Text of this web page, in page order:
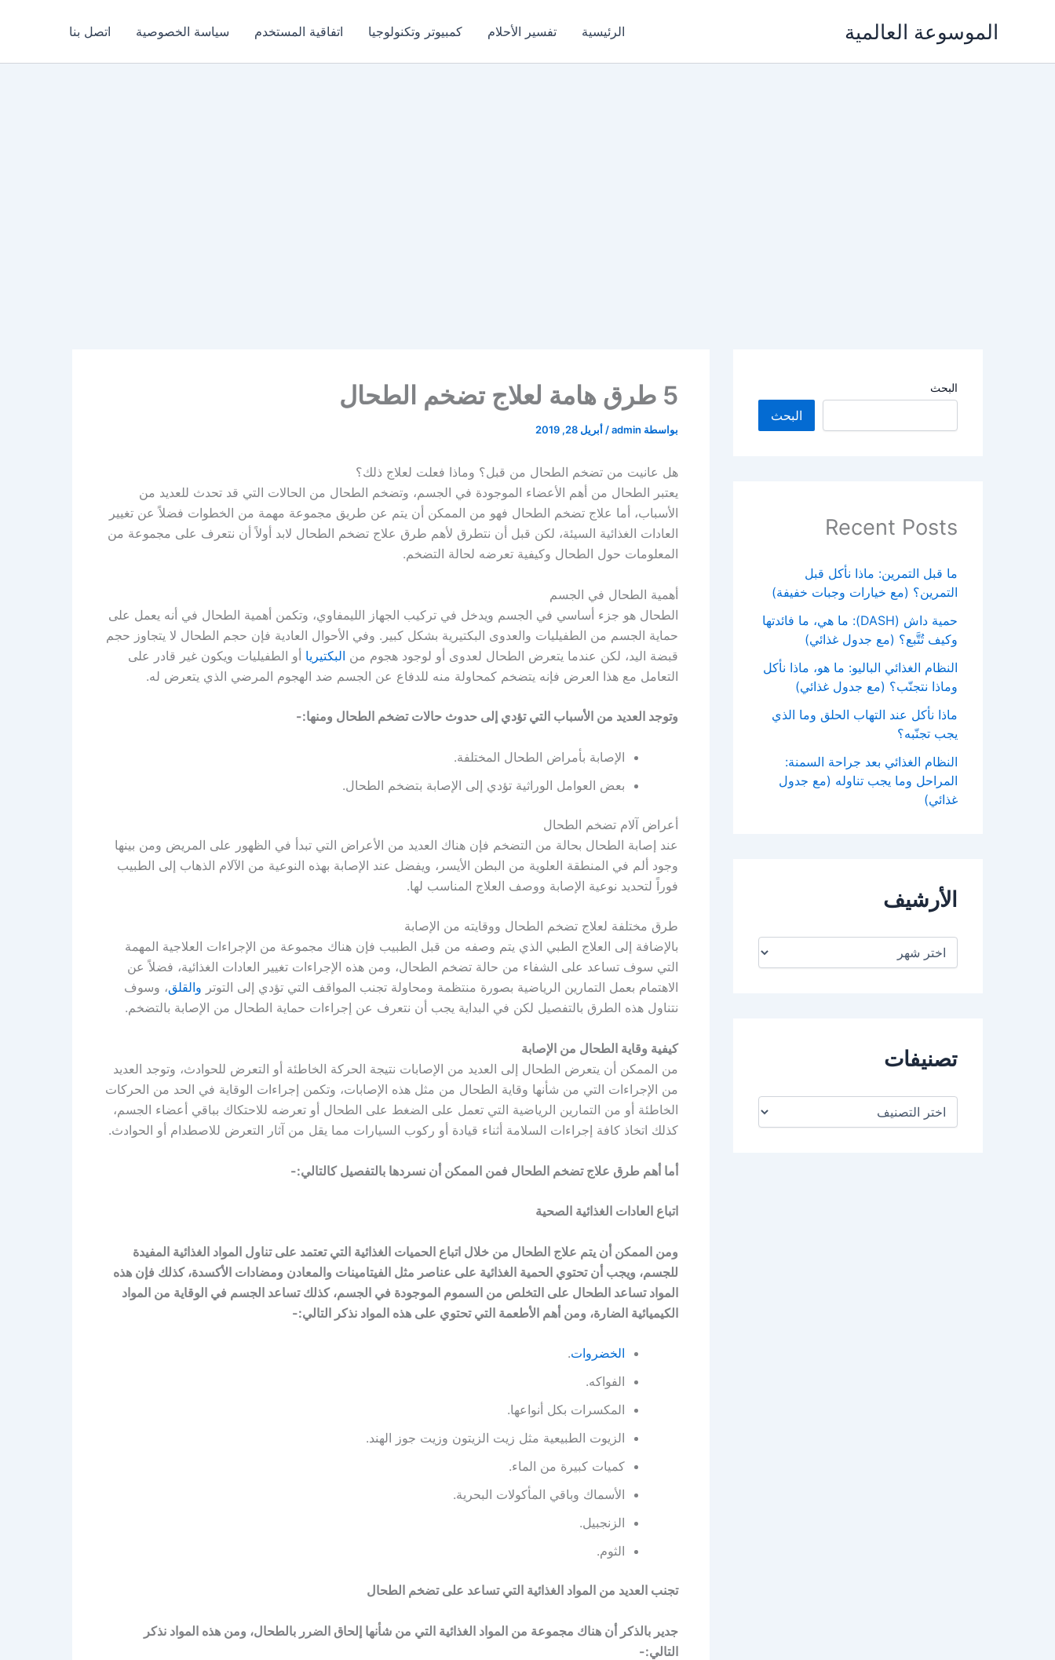
الموسوعة العالمية الرئيسية تفسير الأحلام كمبيوتر وتكنولوجيا اتفاقية المستخدم سياسة الخصوصية اتصل بنا
البحث
البحث
Recent Posts
ما قبل التمرين: ماذا نأكل قبل
التمرين؟ (مع خيارات وجبات خفيفة)
حمية داش (DASH): ما هي، ما فائدتها
وكيف تُتَّبع؟ (مع جدول غذائي)
النظام الغذائي الباليو: ما هو، ماذا نأكل
وماذا نتجنّب؟ (مع جدول غذائي)
ماذا نأكل عند التهاب الحلق وما الذي
يجب تجنّبه؟
النظام الغذائي بعد جراحة السمنة:
المراحل وما يجب تناوله (مع جدول
غذائي)
الأرشيف
تصنيفات
5 طرق هامة لعلاج تضخم الطحال
بواسطة admin
/ أبريل 28, 2019
هل عانيت من تضخم الطحال من قبل؟ وماذا فعلت لعلاج ذلك؟
يعتبر الطحال من أهم الأعضاء الموجودة في الجسم، وتضخم الطحال من الحالات التي قد تحدث للعديد من
الأسباب، أما علاج تضخم الطحال فهو من الممكن أن يتم عن طريق مجموعة مهمة من الخطوات فضلاً عن تغيير
العادات الغذائية السيئة، لكن قبل أن نتطرق لأهم طرق علاج تضخم الطحال لابد أولاً أن نتعرف على مجموعة من
المعلومات حول الطحال وكيفية تعرضه لحالة التضخم.
أهمية الطحال في الجسم
الطحال هو جزء أساسي في الجسم ويدخل في تركيب الجهاز الليمفاوي، وتكمن أهمية الطحال في أنه يعمل على
حماية الجسم من الطفيليات والعدوى البكتيرية بشكل كبير. وفي الأحوال العادية فإن حجم الطحال لا يتجاوز حجم
قبضة اليد، لكن عندما يتعرض الطحال لعدوى أو لوجود هجوم من البكتيريا أو الطفيليات ويكون غير قادر على
التعامل مع هذا العرض فإنه يتضخم كمحاولة منه للدفاع عن الجسم ضد الهجوم المرضي الذي يتعرض له.
وتوجد العديد من الأسباب التي تؤدي إلى حدوث حالات تضخم الطحال ومنها:-
الإصابة بأمراض الطحال المختلفة.
بعض العوامل الوراثية تؤدي إلى الإصابة بتضخم الطحال.
أعراض آلام تضخم الطحال
عند إصابة الطحال بحالة من التضخم فإن هناك العديد من الأعراض التي تبدأ في الظهور على المريض ومن بينها
وجود ألم في المنطقة العلوية من البطن الأيسر، ويفضل عند الإصابة بهذه النوعية من الآلام الذهاب إلى الطبيب
فوراً لتحديد نوعية الإصابة ووصف العلاج المناسب لها.
طرق مختلفة لعلاج تضخم الطحال ووقايته من الإصابة
بالإضافة إلى العلاج الطبي الذي يتم وصفه من قبل الطبيب فإن هناك مجموعة من الإجراءات العلاجية المهمة
التي سوف تساعد على الشفاء من حالة تضخم الطحال، ومن هذه الإجراءات تغيير العادات الغذائية، فضلاً عن
الاهتمام بعمل التمارين الرياضية بصورة منتظمة ومحاولة تجنب المواقف التي تؤدي إلى التوتر والقلق، وسوف
نتناول هذه الطرق بالتفصيل لكن في البداية يجب أن نتعرف عن إجراءات حماية الطحال من الإصابة بالتضخم.
كيفية وقاية الطحال من الإصابة
من الممكن أن يتعرض الطحال إلى العديد من الإصابات نتيجة الحركة الخاطئة أو التعرض للحوادث، وتوجد العديد
من الإجراءات التي من شأنها وقاية الطحال من مثل هذه الإصابات، وتكمن إجراءات الوقاية في الحد من الحركات
الخاطئة أو من التمارين الرياضية التي تعمل على الضغط على الطحال أو تعرضه للاحتكاك بباقي أعضاء الجسم،
كذلك اتخاذ كافة إجراءات السلامة أثناء قيادة أو ركوب السيارات مما يقل من آثار التعرض للاصطدام أو الحوادث.
أما أهم طرق علاج تضخم الطحال فمن الممكن أن نسردها بالتفصيل كالتالي:-
اتباع العادات الغذائية الصحية
ومن الممكن أن يتم علاج الطحال من خلال اتباع الحميات الغذائية التي تعتمد على تناول المواد الغذائية المفيدة
للجسم، ويجب أن تحتوي الحمية الغذائية على عناصر مثل الفيتامينات والمعادن ومضادات الأكسدة، كذلك فإن هذه
المواد تساعد الطحال على التخلص من السموم الموجودة في الجسم، كذلك تساعد الجسم في الوقاية من المواد
الكيميائية الضارة، ومن أهم الأطعمة التي تحتوي على هذه المواد نذكر التالي:-
الخضروات.
الفواكه.
المكسرات بكل أنواعها.
الزيوت الطبيعية مثل زيت الزيتون وزيت جوز الهند.
كميات كبيرة من الماء.
الأسماك وباقي المأكولات البحرية.
الزنجبيل.
الثوم.
تجنب العديد من المواد الغذائية التي تساعد على تضخم الطحال
جدير بالذكر أن هناك مجموعة من المواد الغذائية التي من شأنها إلحاق الضرر بالطحال، ومن هذه المواد نذكر
التالي:-